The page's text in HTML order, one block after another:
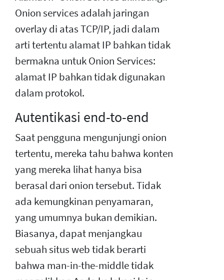
Onion services adalah jaringan
overlay di atas TCP/IP, jadi dalam
arti tertentu alamat IP bahkan tidak
bermakna untuk Onion Services:
alamat IP bahkan tidak digunakan
dalam protokol.
Autentikasi end-to-end
Saat pengguna mengunjungi onion
tertentu, mereka tahu bahwa konten
yang mereka lihat hanya bisa
berasal dari onion tersebut. Tidak
ada kemungkinan penyamaran,
yang umumnya bukan demikian.
Biasanya, dapat menjangkau
sebuah situs web tidak berarti
bahwa man-in-the-middle tidak